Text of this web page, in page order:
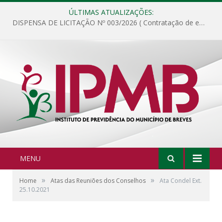
ÚLTIMAS ATUALIZAÇÕES:
DISPENSA DE LICITAÇÃO Nº 003/2026 ( Contratação de empresa para fornecimento de gêneros alimentícios não perecíveis, materiais de expediente, descartáveis, copa e cozinha, para análise e posterior publicação.)
MENU
Home » Atas das Reuniões dos Conselhos »
Ata Condel Ext.
25.10.2021